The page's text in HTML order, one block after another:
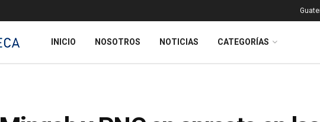
INICIO NOSOTROS NOTICIAS CATEGORÍAS